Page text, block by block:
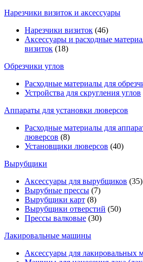
Нарезчики визиток и аксессуары
Нарезчики визиток (46)
Аксессуары и расходные
визиток (18)
Обрезчики углов
Расходные материалы для
Устройства для скругления углов
Аппараты для установки люверсов
Расходные материалы для
люверсов (8)
Установщики люверсов (40)
Вырубщики
Аксессуары для вырубщиков (35)
Вырубные прессы (7)
Вырубщики карт (8)
Вырубщики отверстий (50)
Прессы валковые (30)
Лакировальные машины
Аксессуары для лакировальных